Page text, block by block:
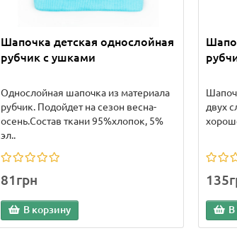
Шапочка детская однослойная
рубчик с ушками
Однослойная шапочка из материала
рубчик. Подойдет на сезон весна-
осень.Состав ткани 95%хлопок, 5%
эл..
81грн
В корзину
двух
В